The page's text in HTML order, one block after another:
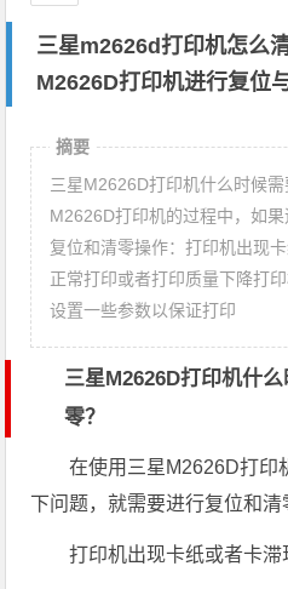
三星m2626d打印机怎么
M2626D打印机进行复位
摘要
三星M2626D打印机什么时候
M2626D打印机的过程中，如
复位和清零操作：打印机出现
正常打印或者打印质量下降打
设置一些参数以保证打印
三星M2626D打印机什
零？
在使用三星M2626D打印
下问题，就需要进行复位和清
打印机出现卡纸或者卡滞